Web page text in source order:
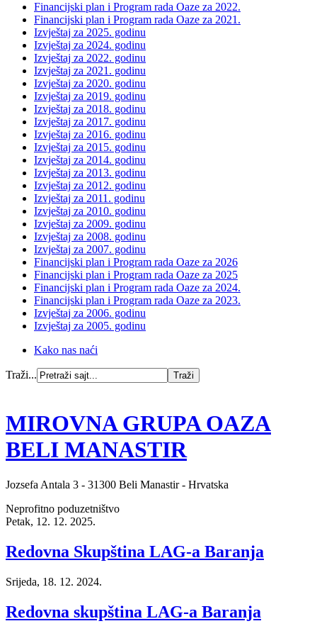
Financijski plan i Program rada Oaze za 2022.
Financijski plan i Program rada Oaze za 2021.
Izvještaj za 2025. godinu
Izvještaj za 2024. godinu
Izvještaj za 2022. godinu
Izvještaj za 2021. godinu
Izvještaj za 2020. godinu
Izvještaj za 2019. godinu
Izvještaj za 2018. godinu
Izvještaj za 2017. godinu
Izvještaj za 2016. godinu
Izvještaj za 2015. godinu
Izvještaj za 2014. godinu
Izvještaj za 2013. godinu
Izvještaj za 2012. godinu
Izvještaj za 2011. godinu
Izvještaj za 2010. godinu
Izvještaj za 2009. godinu
Izvještaj za 2008. godinu
Izvještaj za 2007. godinu
Financijski plan i Program rada Oaze za 2026
Financijski plan i Program rada Oaze za 2025
Financijski plan i Program rada Oaze za 2024.
Financijski plan i Program rada Oaze za 2023.
Izvještaj za 2006. godinu
Izvještaj za 2005. godinu
Kako nas naći
Traži...
MIROVNA GRUPA OAZA
BELI MANASTIR
Jozsefa Antala 3 - 31300 Beli Manastir - Hrvatska
Neprofitno poduzetništvo
Petak, 12. 12. 2025.
Redovna Skupština LAG-a Baranja
Srijeda, 18. 12. 2024.
Redovna skupština LAG-a Baranja